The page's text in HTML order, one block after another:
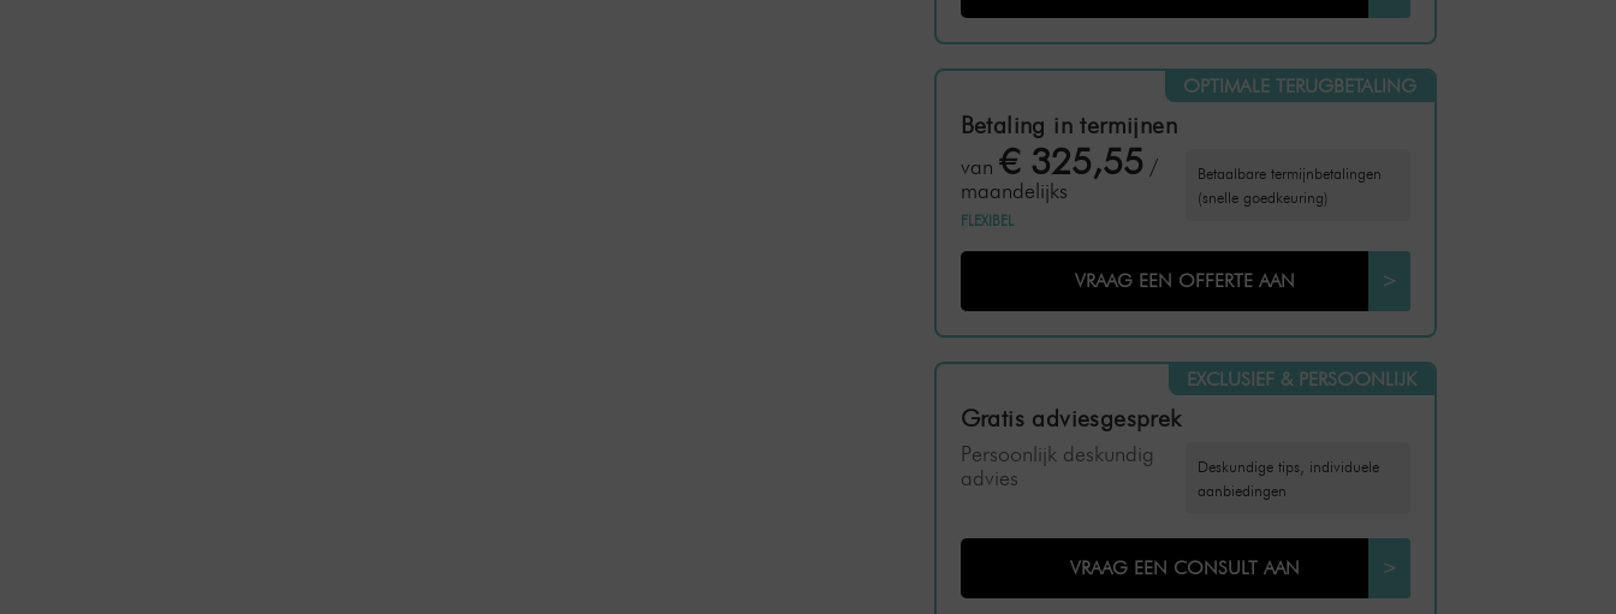
OPTIMALE TERUGBETALING
Betaling in termijnen
Betaalbare termijnbetalingen
(snelle goedkeuring)
van € 325,55 /
maandelijks
FLEXIBEL
VRAAG EEN OFFERTE AAN >
EXCLUSIEF & PERSOONLIJK
Gratis adviesgesprek
Deskundige tips, individuele
aanbiedingen
Persoonlijk deskundig
advies
VRAAG EEN CONSULT AAN >